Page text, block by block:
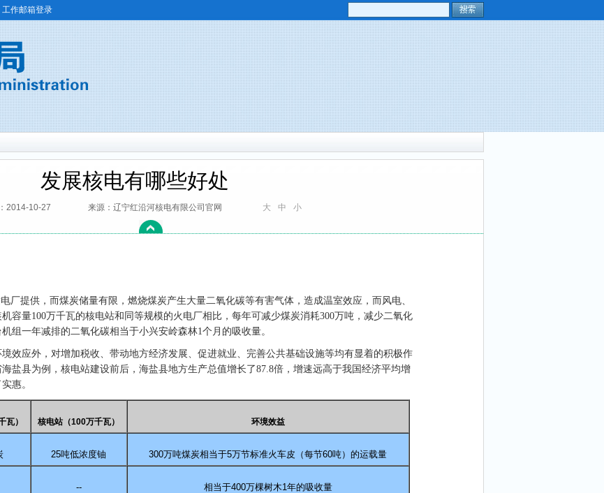
工作邮箱登录
发展核电有哪些好处
2014-10-27 来源：辽宁红沿河核电有限公司官网 大 中 小
厂提供，而煤炭储量有限，燃烧煤炭产生大量二氧化碳等有害气体，造成温室效应，而风电、
容量100万千瓦的核电站和同等规模的火电厂相比，每年可减少煤炭消耗300万吨，减少二氧化
机组一年减排的二氧化碳相当于小兴安岭森林1个月的吸收量。
效应外，对增加税收、带动地方经济发展、促进就业、完善公共基础设施等均有显着的积极作
盐县为例，核电站建设前后，海盐县地方生产总值增长了87.8倍，增速远高于我国经济平均增
惠。
瓦） 核电站（100万千瓦） 环境效益
25吨低浓度铀 300万吨煤炭相当于5万节标准火车皮（每节60吨）的运载量
-- 相当于400万棵树木1年的吸收量